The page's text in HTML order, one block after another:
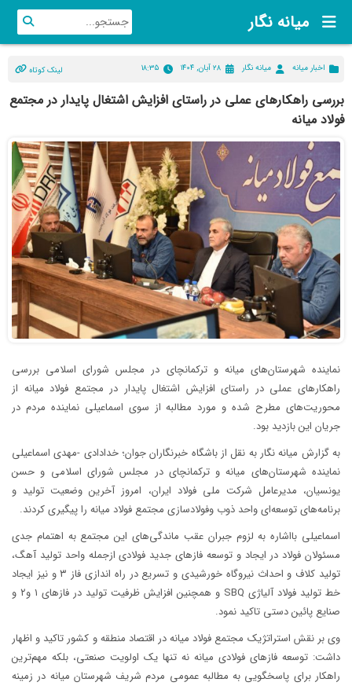
میانه نگار
اخبار میانه میانه نگار ۲۸ آبان, ۱۴۰۴ ۱۸:۳۵ لینک کوتاه
بررسی راهکار‌های عملی در راستای افزایش اشتغال پایدار در مجتمع
فولاد میانه
نماینده شهرستان‌های میانه و ترکمانچای در مجلس شورای اسلامی بررسی
راهکار‌های عملی در راستای افزایش اشتغال پایدار در مجتمع فولاد میانه از
محوریت‌های مطرح شده و مورد مطالبه از سوی اسماعیلی نماینده مردم در
جریان این بازدید بود.
به گزارش میانه نگار به نقل از باشگاه خبرنگاران جوان؛ خدادادی -مهدی اسماعیلی
نماینده شهرستان‌های میانه و ترکمانچای در مجلس شورای اسلامی و حسن
یونسیان، مدیرعامل شرکت ملی فولاد ایران، امروز آخرین وضعیت تولید و
برنامه‌های توسعه‌ای واحد ذوب وفولادسازی مجتمع فولاد میانه را پیگیری کردند.
اسماعیلی بااشاره به لزوم جبران عقب ماندگی‌های این مجتمع به اهتمام جدی
مسئولان فولاد در ایجاد و توسعه فاز‌های جدید فولادی ازجمله واحد تولید آهگ،
تولید کلاف و احداث نیروگاه خورشیدی و تسریع در راه اندازی فاز ۳ و نیز ایجاد
خط تولید فولاد آلیاژی SBQ و همچنین افزایش ظرفیت تولید در فاز‌های ۱ و۲ و
صنایع پائین دستی تاکید نمود.
وی بر نقش استراتژیک مجتمع فولاد میانه در اقتصاد منطقه و کشور تاکید و اظهار
داشت: توسعه فاز‌های فولادی میانه نه تنها یک اولویت صنعتی، بلکه مهم‌ترین
راهکار برای پاسخگویی به مطالبه عمومی مردم شریف شهرستان میانه در زمینه